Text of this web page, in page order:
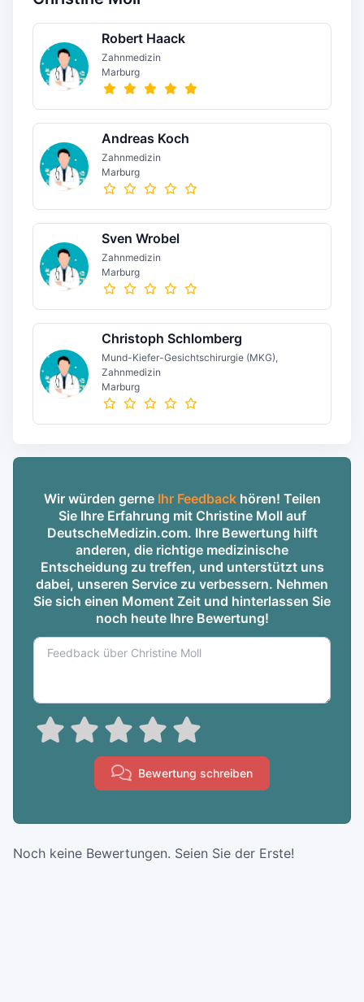
Robert Haack
Zahnmedizin
Marburg
Andreas Koch
Zahnmedizin
Marburg
Sven Wrobel
Zahnmedizin
Marburg
Christoph Schlomberg
Mund-Kiefer-Gesichtschirurgie (MKG),
Zahnmedizin
Marburg
Wir würden gerne Ihr Feedbackhören! Teilen
Sie Ihre Erfahrung mit Christine Moll auf
DeutscheMedizin.com. Ihre Bewertung hilft
anderen, die richtige medizinische
Entscheidung zu treffen, und unterstützt uns
dabei, unseren Service zu verbessern. Nehmen
Sie sich einen Moment Zeit und hinterlassen Sie
noch heute Ihre Bewertung!
Bewertung schreiben
Noch keine Bewertungen. Seien Sie der Erste!